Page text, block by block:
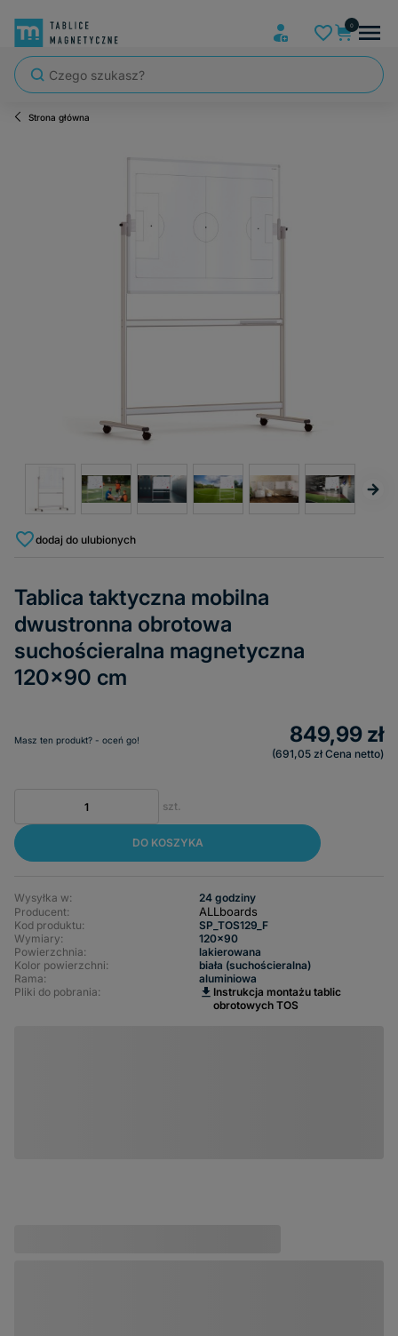
Strona główna
dodaj do ulubionych
Tablica taktyczna mobilna
dwustronna obrotowa
suchościeralna magnetyczna
120x90 cm
Masz ten produkt? - oceń go! 849,99 zł
691,05 zł Cena netto
szt.
DO KOSZYKA
Wysyłka w:
24 godziny
Producent:
ALLboards
Kod produktu:
SP_TOS129_F
Wymiary
120x90
Powierzchnia
lakierowana
Kolor powierzchni
biała (suchościeralna)
Rama
aluminiowa
Pliki do pobrania:
Instrukcja montażu tablic
obrotowych TOS